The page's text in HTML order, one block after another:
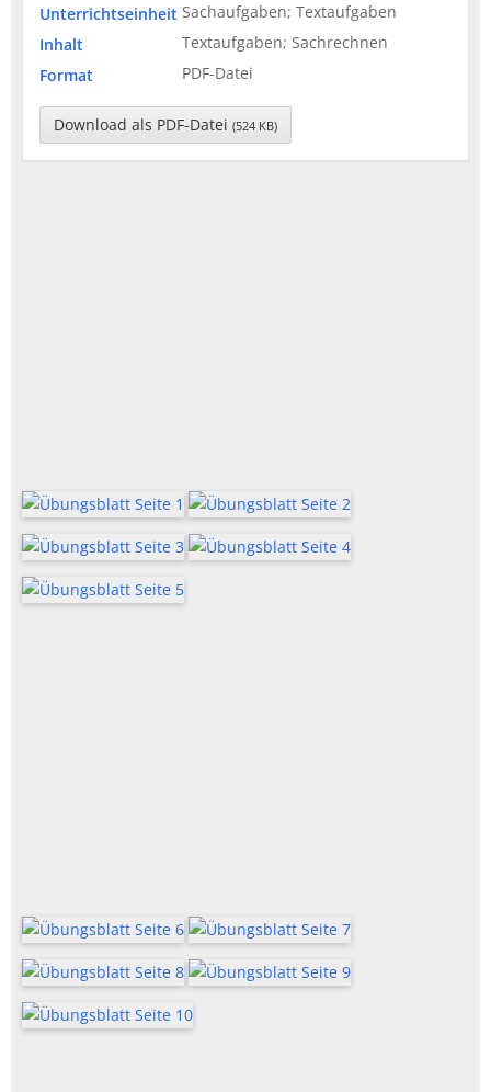
Unterrichtseinheit Sachaufgaben; Textaufgaben
Inhalt
Textaufgaben; Sachrechnen
Format
PDF-Datei
Download als PDF-Datei (524 KB)